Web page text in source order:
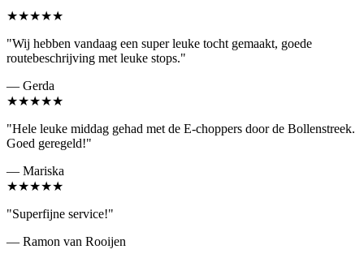
★★★★★
"Wij hebben vandaag een super leuke tocht gemaakt, goede
routebeschrijving met leuke stops."
— Gerda
★★★★★
"Hele leuke middag gehad met de E-choppers door de Bollenstreek.
Goed geregeld!"
— Mariska
★★★★★
"Superfijne service!"
— Ramon van Rooijen